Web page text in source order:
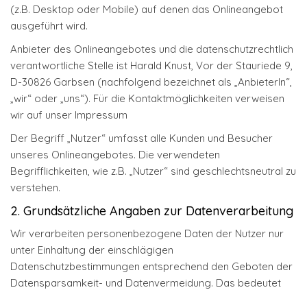
(z.B. Desktop oder Mobile) auf denen das Onlineangebot
ausgeführt wird.
Anbieter des Onlineangebotes und die datenschutzrechtlich
verantwortliche Stelle ist Harald Knust, Vor der Stauriede 9,
D-30826 Garbsen (nachfolgend bezeichnet als „AnbieterIn“,
„wir“ oder „uns“). Für die Kontaktmöglichkeiten verweisen
wir auf unser Impressum
Der Begriff „Nutzer“ umfasst alle Kunden und Besucher
unseres Onlineangebotes. Die verwendeten
Begrifflichkeiten, wie z.B. „Nutzer“ sind geschlechtsneutral zu
verstehen.
2. Grundsätzliche Angaben zur Datenverarbeitung
Wir verarbeiten personenbezogene Daten der Nutzer nur
unter Einhaltung der einschlägigen
Datenschutzbestimmungen entsprechend den Geboten der
Datensparsamkeit- und Datenvermeidung. Das bedeutet